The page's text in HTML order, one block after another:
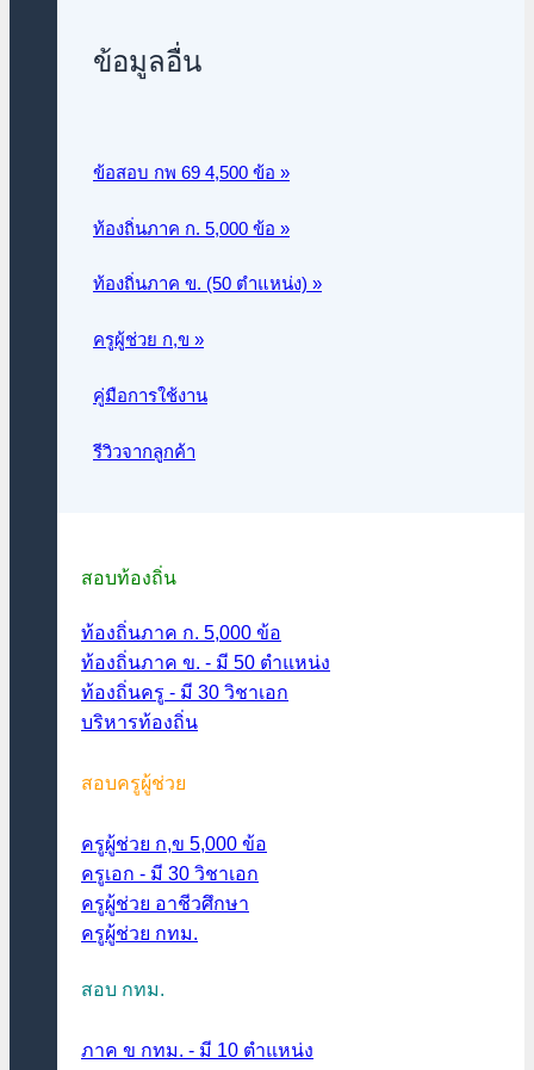
ข้อมูลอื่น
ข้อสอบ กพ 69 4,500 ข้อ »
ท้องถิ่นภาค ก. 5,000 ข้อ »
ท้องถิ่นภาค ข. (50 ตำแหน่ง) »
ครูผู้ช่วย ก,ข »
คู่มือการใช้งาน
รีวิวจากลูกค้า
สอบท้องถิ่น
ท้องถิ่นภาค ก. 5,000 ข้อ
ท้องถิ่นภาค ข. - มี 50 ตำแหน่ง
ท้องถิ่นครู - มี 30 วิชาเอก
บริหารท้องถิ่น
สอบครูผู้ช่วย
ครูผู้ช่วย ก,ข 5,000 ข้อ
ครูเอก - มี 30 วิชาเอก
ครูผู้ช่วย อาชีวศึกษา
ครูผู้ช่วย กทม.
สอบ กทม.
ภาค ข กทม. - มี 10 ตำแหน่ง